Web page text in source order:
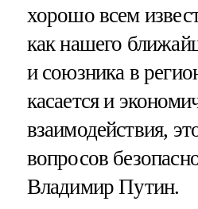
хорошо всем
как нашего
и союзника в
касается и
взаимодействия,
вопросов
Владимир Путин.